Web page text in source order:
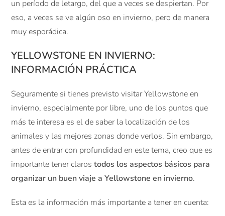
un período de letargo, del que a veces se despiertan. Por
eso, a veces se ve algún oso en invierno, pero de manera
muy esporádica.
YELLOWSTONE EN INVIERNO:
INFORMACIÓN PRÁCTICA
Seguramente si tienes previsto visitar Yellowstone en
invierno, especialmente por libre, uno de los puntos que
más te interesa es el de saber la localización de los
animales y las mejores zonas donde verlos. Sin embargo,
antes de entrar con profundidad en este tema, creo que es
importante tener clarostodos los aspectos básicos para
organizar un buen viaje a Yellowstone en invierno.
Esta es la información más importante a tener en cuenta: